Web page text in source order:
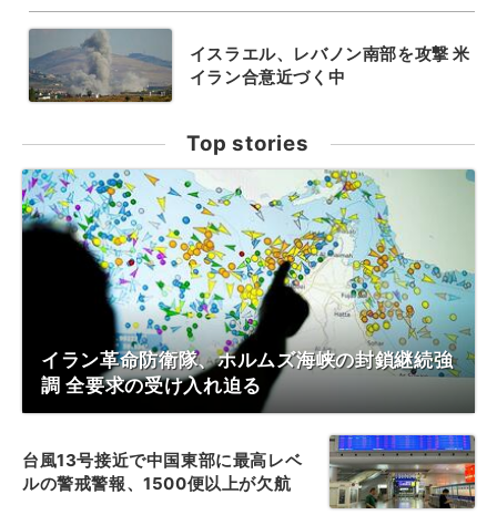
イスラエル、レバノン南部を攻撃 米
イラン合意近づく中
Top stories
イラン革命防衛隊、ホルムズ海峡の封鎖継続強
調 全要求の受け入れ迫る
台風13号接近で中国東部に最高レベ
ルの警戒警報、1500便以上が欠航